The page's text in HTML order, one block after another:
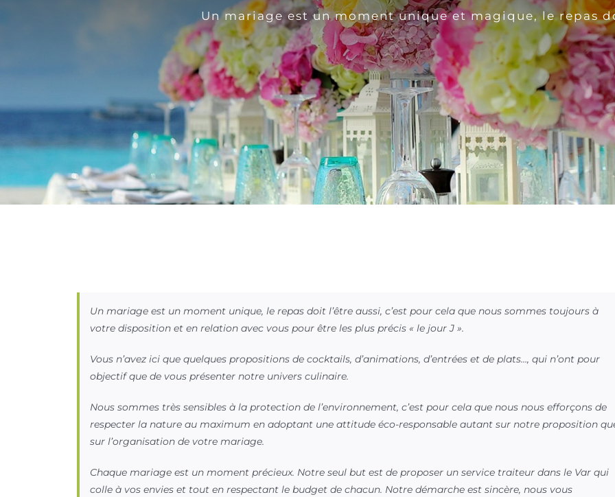
Un mariage est un moment unique et magique, le repas
Un mariage est un moment unique, le repas doit l’être aussi, c’est pour cela que nous sommes toujours à
votre disposition et en relation avec vous pour être les plus précis « le jour J ».
Vous n’avez ici que quelques propositions de cocktails, d’animations, d’entrées et de plats…, qui n’ont pour
objectif que de vous présenter notre univers culinaire.
Nous sommes très sensibles à la protection de l’environnement, c’est pour cela que nous nous efforçons de
respecter la nature au maximum en adoptant une attitude éco-responsable autant sur notre proposition
sur l’organisation de votre mariage.
Chaque mariage est un moment précieux. Notre seul but est de proposer un service traiteur dans le Var qui
colle à vos envies et tout en respectant le budget de chacun. Notre démarche est sincère, nous vous